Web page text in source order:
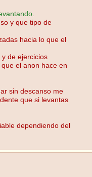
y que tipo de
hacia lo que el
de ejercicios
el anon hace en
sin descanso me
que si levantas
dependiendo del